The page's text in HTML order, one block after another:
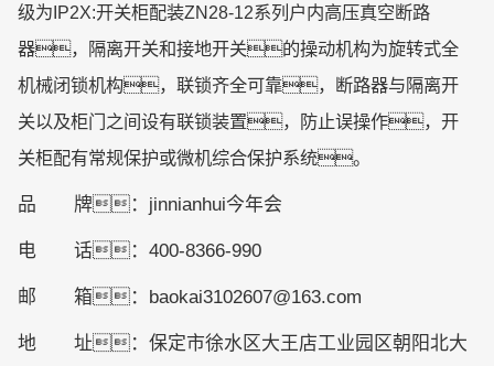
级为IP2X:开关柜配装ZN28-12系列户内高压真空断路
器，隔离开关和接地开关的操动机构为旋转式全
机械闭锁机构，联锁齐全可靠，断路器与隔离开
关以及柜门之间设有联锁装置，防止误操作，开
关柜配有常规保护或微机综合保护系统。
品 牌：jinnianhui今年会
电 话：400-8366-990
邮 箱：baokai3102607@163.com
地 址：保定市徐水区大王店工业园区朝阳北大